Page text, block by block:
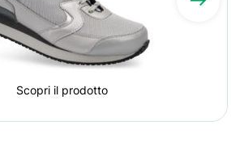
Scopri il prodotto